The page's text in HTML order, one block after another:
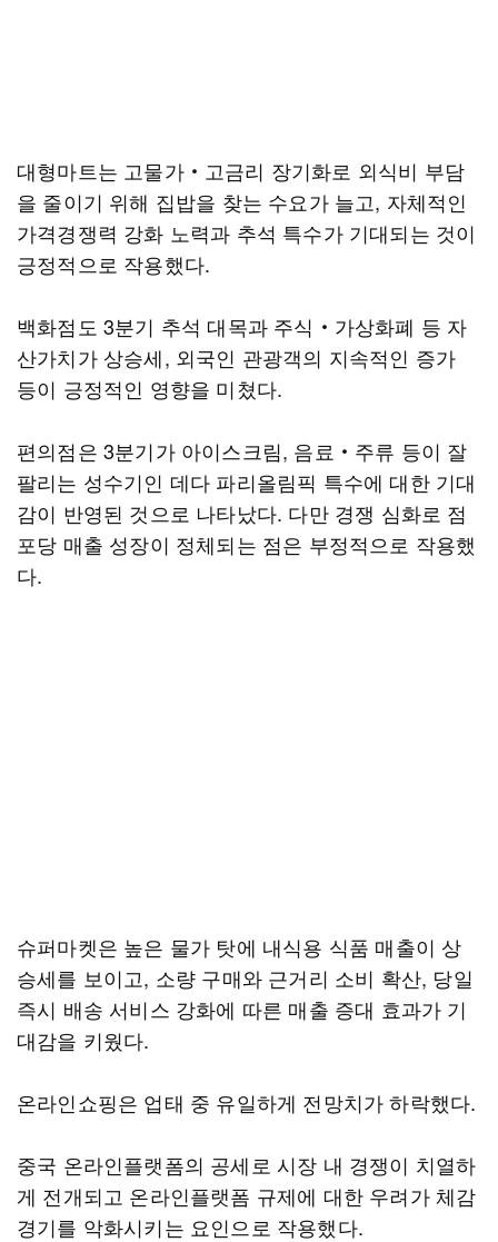
대형마트는 고물가‧고금리 장기화로 외식비 부담
을 줄이기 위해 집밥을 찾는 수요가 늘고, 자체적인
가격경쟁력 강화 노력과 추석 특수가 기대되는 것이
긍정적으로 작용했다.
백화점도 3분기 추석 대목과 주식‧가상화폐 등 자
산가치가 상승세, 외국인 관광객의 지속적인 증가
등이 긍정적인 영향을 미쳤다.
편의점은 3분기가 아이스크림, 음료‧주류 등이 잘
팔리는 성수기인 데다 파리올림픽 특수에 대한 기대
감이 반영된 것으로 나타났다. 다만 경쟁 심화로 점
포당 매출 성장이 정체되는 점은 부정적으로 작용했
다.
슈퍼마켓은 높은 물가 탓에 내식용 식품 매출이 상
승세를 보이고, 소량 구매와 근거리 소비 확산, 당일
즉시 배송 서비스 강화에 따른 매출 증대 효과가 기
대감을 키웠다.
온라인쇼핑은 업태 중 유일하게 전망치가 하락했다.
중국 온라인플랫폼의 공세로 시장 내 경쟁이 치열하
게 전개되고 온라인플랫폼 규제에 대한 우려가 체감
경기를 악화시키는 요인으로 작용했다.